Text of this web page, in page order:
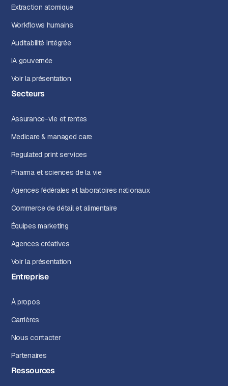
Extraction atomique
Workflows humains
Auditabilité intégrée
IA gouvernée
Voir la présentation
Secteurs
Assurance-vie et rentes
Medicare & managed care
Regulated print services
Pharma et sciences de la vie
Agences fédérales et laboratoires nationaux
Commerce de détail et alimentaire
Équipes marketing
Agences créatives
Voir la présentation
Entreprise
À propos
Carrières
Nous contacter
Partenaires
Ressources